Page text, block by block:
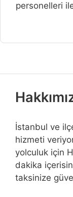
personelleri
İstanbul ve
hizmeti
yolculuk için
dakika
taksinize